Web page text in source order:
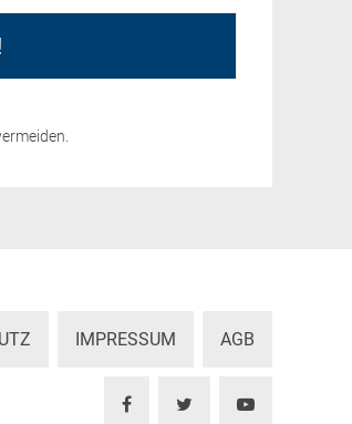
IMPRESSUM AGB